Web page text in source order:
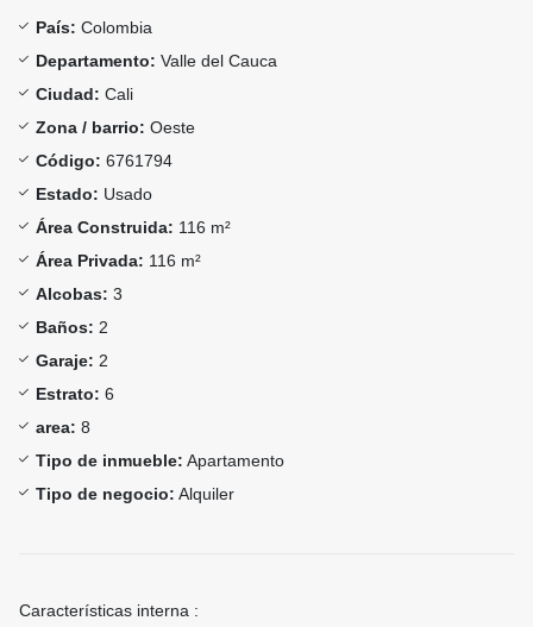
País: Colombia
Departamento: Valle del Cauca
Ciudad: Cali
Zona / barrio: Oeste
Código: 6761794
Estado: Usado
Área Construida: 116 m²
Área Privada: 116 m²
Alcobas: 3
Baños: 2
Garaje: 2
Estrato: 6
area: 8
Tipo de inmueble: Apartamento
Tipo de negocio: Alquiler
Características interna :